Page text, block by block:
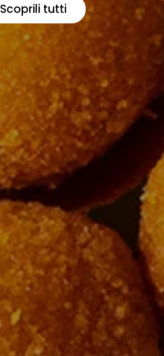
Scoprili tutti